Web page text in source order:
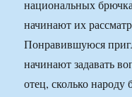
национальных
начинают их
Понравившуюся
начинают задавать
отец, сколько народу